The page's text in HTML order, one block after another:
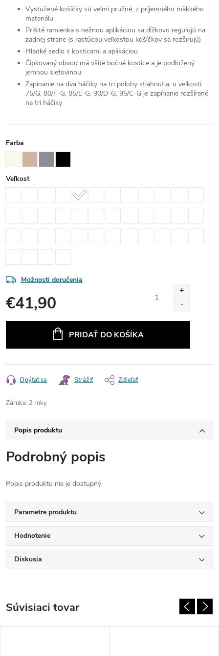
Vystužené košíčky sú veľmi pružné, z príjemného mäkkého
materiálu
Prišité ramienka s nežnou aplikáciou sa dĺžkovo regulujú na
zadnej strane (s rastúcou veľkosťou košíčkov sa rozširujú)
Hladké sedlo s kosticami a aplikáciou
Čipkovaný obvod má všité bočné kostice a je podložený
jemnou sieťovinou
Zapínanie na dva háčiky na tri polohy stiahnutia, u veľkostí
75/G, 80/F-G, 85/E-G, 90/D-G, 95/C-G je zapínanie rozšírené
na tri háčiky
Farba
Veľkosť
Možnosti doručenia
€41,90
PRIDAŤ DO KOŠÍKA
Opýtať sa Strážiť Zdieľať
Záruka: 2 roky
Popis produktu
Podrobný popis
Popis produktu nie je dostupný
Parametre produktu
Hodnotenie
Diskusia
Súvisiaci tovar